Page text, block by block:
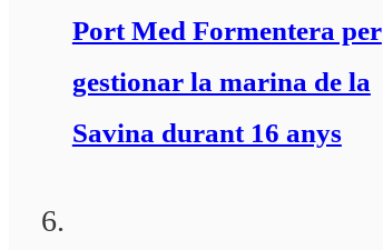
Port Med Formentera per
gestionar la marina de la
Savina durant 16 anys